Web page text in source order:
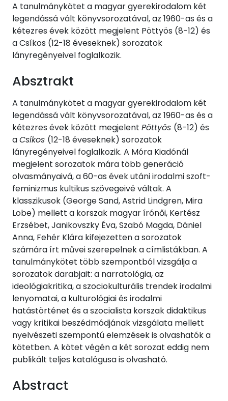
A tanulmánykötet a magyar gyerekirodalom két
legendássá vált könyvsorozatával, az 1960-as és a
kétezres évek között megjelent Pöttyös (8-12) és
a Csíkos (12-18 éveseknek) sorozatok
lányregényeivel foglalkozik.
Absztrakt
A tanulmánykötet a magyar gyerekirodalom két
legendássá vált könyvsorozatával, az 1960-as és a
kétezres évek között megjelent Pöttyös (8-12) és
aCsíkos (12-18 éveseknek) sorozatok
lányregényeivel foglalkozik. A Móra Kiadónál
megjelent sorozatok mára több generáció
olvasmányaivá, a 60-as évek utáni irodalmi szoft-
feminizmus kultikus szövegeivé váltak. A
klasszikusok (George Sand, Astrid Lindgren, Mira
Lobe) mellett a korszak magyar írónői, Kertész
Erzsébet, Janikovszky Éva, Szabó Magda, Dániel
Anna, Fehér Klára kifejezetten a sorozatok
számára írt művei szerepelnek a címlistákban. A
tanulmánykötet több szempontból vizsgálja a
sorozatok darabjait: a narratológia, az
ideológiakritika, a szociokulturális trendek irodalmi
lenyomatai, a kulturológiai és irodalmi
hatástörténet és a szocialista korszak didaktikus
vagy kritikai beszédmódjának vizsgálata mellett
nyelvészeti szempontú elemzések is olvashatók a
kötetben. A kötet végén a két sorozat eddig nem
publikált teljes katalógusa is olvasható.
Abstract